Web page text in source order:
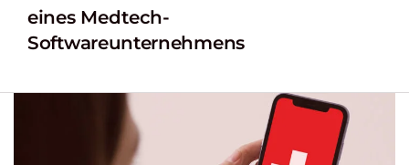
eines Medtech-
Softwareunternehmens